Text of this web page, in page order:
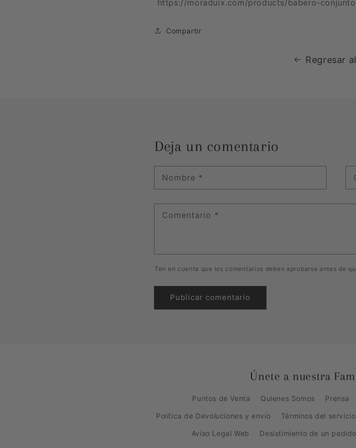
https://moraduix.com/products/babero-
Compartir
Regresar
Deja un comentario
Nombre *
Comentario *
Ten en cuenta que los comentarios deben aprobarse antes de
Únete a nuestra
Puntos de Venta Quienes Somos Prensa
Política de Devoluciones y envío Términos del servicio
Aviso Legal Web Desistimiento de un pedido